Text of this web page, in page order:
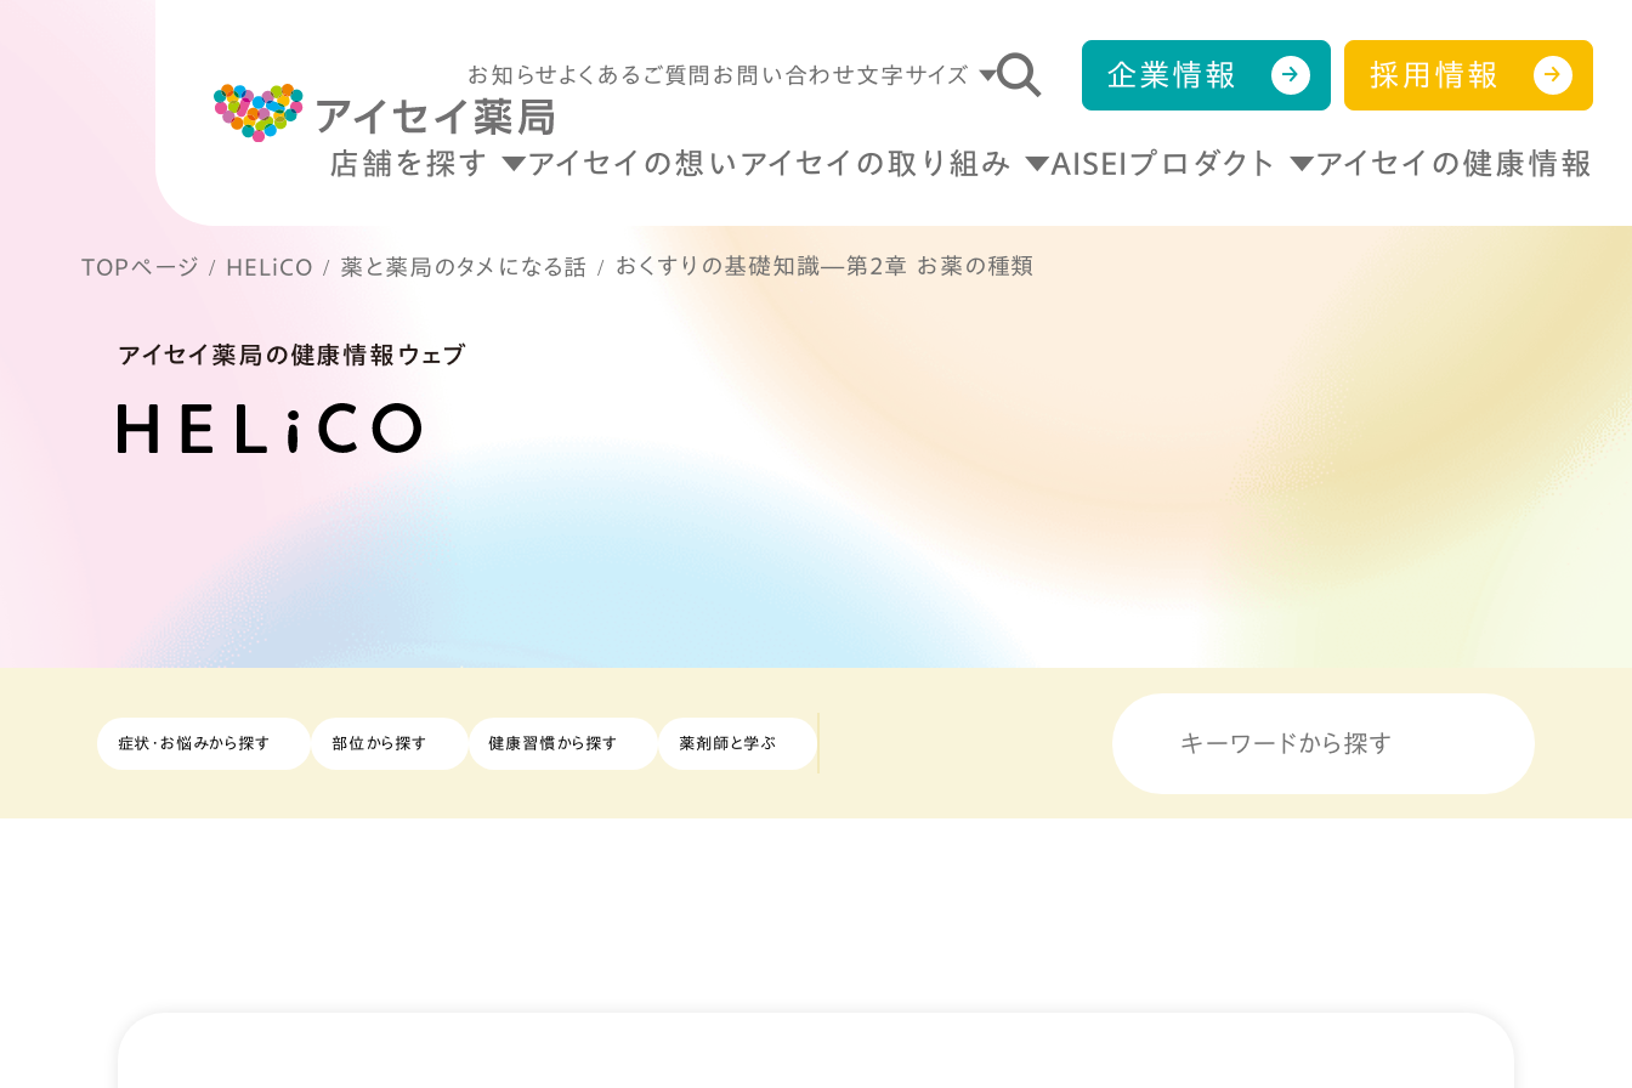
お知らせよくあるご質問 お問い合わせ文字サイズ 企業情報 採用情報
店舗を探す アイセイの想い アイセイの取り組み AISEIプロダクト アイセイの健康情報
TOPページ HELiCO 薬と薬局のタメになる話 おくすりの基礎知識―第2章 お薬の種類
アイセイ薬局の健康情報ウェブ
症状・お悩みから探す 部位から探す 健康習慣から探す 薬剤師と学ぶ